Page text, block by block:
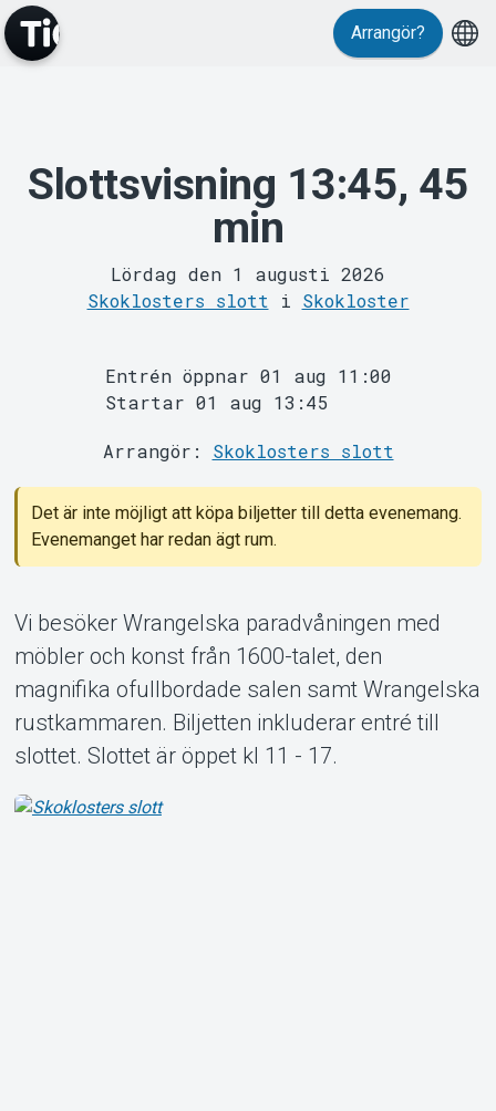
MyTickster
Support
Om Tickster
Arrangör?
Slottsvisning 13:45, 45
min
Lördag den 1 augusti 2026
Skoklosters slott i Skokloster
Entrén öppnar 01 aug 11:00
Startar 01 aug 13:45
Arrangör: Skoklosters slott
Det är inte möjligt att köpa biljetter till detta evenemang.
Evenemanget har redan ägt rum.
Vi besöker Wrangelska paradvåningen med
möbler och konst från 1600-talet, den
magnifika ofullbordade salen samt Wrangelska
rustkammaren. Biljetten inkluderar entré till
slottet. Slottet är öppet kl 11 - 17.